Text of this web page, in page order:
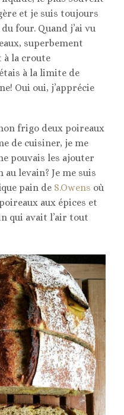
et je suis toujours
four. Quand j’ai vu
superbement
à la croute
à la limite de
Oui oui, j’apprécie
frigo deux poireaux
de cuisiner, je me
pouvais les ajouter
levain? Je me suis
pain de S.Owens où
aux épices et
qui avait l’air tout